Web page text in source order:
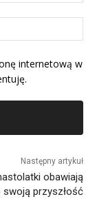
internetową w
Następny artykuł
obawiają
swoją przyszłość